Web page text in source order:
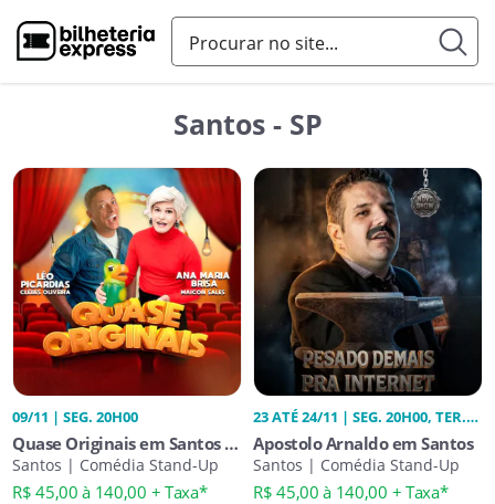
Santos - SP
09/11 | SEG. 20H00
Quase Originais em Santos -
Ana Maria Brisa e Leo
Picardias
Santos | Comédia Stand-Up
R$ 45,00 à 140,00 + Taxa*
23 ATÉ 24/11 | SEG. 20H00, TER.
20H00
Apostolo Arnaldo em Santos
Santos | Comédia Stand-Up
R$ 45,00 à 140,00 + Taxa*